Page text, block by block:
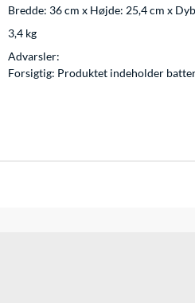
Bredde: 36 cm x Højde: 25,4 cm x
3,4 kg
Advarsler:
Forsigtig: Produktet indeholder